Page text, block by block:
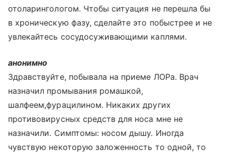
отоларингологом. Чтобы ситуация не перешла бы
в хроническую фазу, сделайте это побыстрее и не
увлекайтесь сосудосуживающими каплями.
анонимно
Здравствуйте, побывала на приеме ЛОРа. Врач
назначил промывания ромашкой,
шалфеем,фурацилином. Никаких других
противовирусных средств для носа мне не
назначили. Симптомы: носом дышу. Иногда
чувствую некоторую заложенность то одной, то